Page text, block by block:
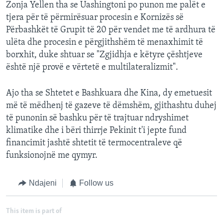
Zonja Yellen tha se Uashingtoni po punon me palët e
tjera për të përmirësuar procesin e Kornizës së
Përbashkët të Grupit të 20 për vendet me të ardhura të
ulëta dhe procesin e përgjithshëm të menaxhimit të
borxhit, duke shtuar se "Zgjidhja e këtyre çështjeve
është një provë e vërtetë e multilateralizmit".
Ajo tha se Shtetet e Bashkuara dhe Kina, dy emetuesit
më të mëdhenj të gazeve të dëmshëm, gjithashtu duhej
të punonin së bashku për të trajtuar ndryshimet
klimatike dhe i bëri thirrje Pekinit t'i jepte fund
financimit jashtë shtetit të termocentraleve që
funksionojnë me qymyr.
Ndajeni Follow us
This item is part of